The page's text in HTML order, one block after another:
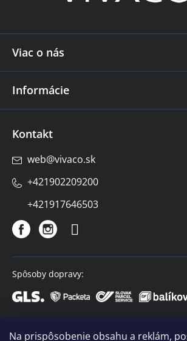
Na prispôsobenie obsahu a reklám,
i
Viac o nás
Informácie
Kontakt
web@vivaco.sk
+421902209200
+421917646503
Spôsoby dopravy:
Spôsoby platby: